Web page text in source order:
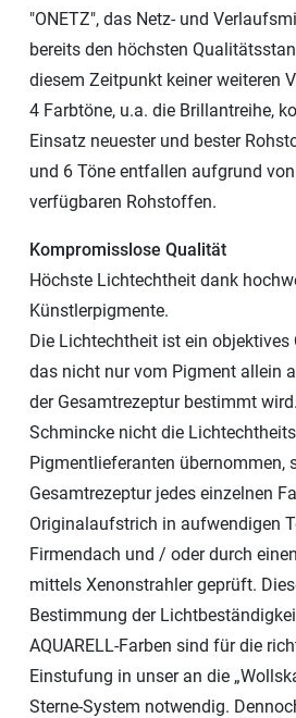
"ONETZ", das Netz- und
bereits den höchsten
diesem Zeitpunkt keiner weiteren
4 Farbtöne, u.a. die Brillantreihe,
Einsatz neuester und bester
und 6 Töne entfallen aufgrund
verfügbaren Rohstoffen.
Kompromisslose Qualität
Höchste Lichtechtheit dank
Künstlerpigmente.
Die Lichtechtheit ist ein
das nicht nur vom Pigment allein
der Gesamtrezeptur bestimmt
Schmincke nicht die
Pigmentlieferanten übernommen,
Gesamtrezeptur jedes einzelnen
Originalaufstrich in aufwendigen
Firmendach und / oder durch
mittels Xenonstrahler geprüft.
Bestimmung der
AQUARELL-Farben sind für die
Einstufung in unser an die
Sterne-System notwendig.